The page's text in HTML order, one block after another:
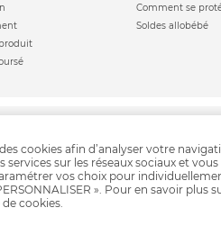
Comment se
Soldes allobébé
cookies afin d’analyser votre
services sur les réseaux sociaux et
vos choix pour
». Pour en savoir plus
cookies.